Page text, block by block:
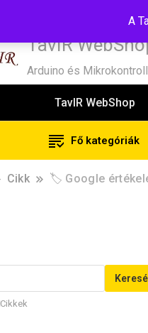
A
TavIR
Arduino és
TavIR WebShop
Fő kategóriák
Cikk 🏷️ Google
Cikkek